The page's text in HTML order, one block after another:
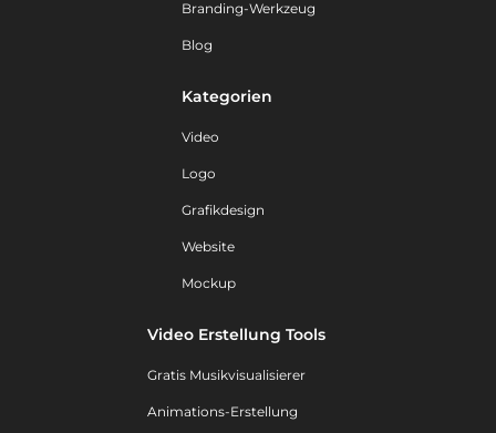
Branding-Werkzeug
Blog
Kategorien
Video
Logo
Grafikdesign
Website
Mockup
Video Erstellung Tools
Gratis Musikvisualisierer
Animations-Erstellung